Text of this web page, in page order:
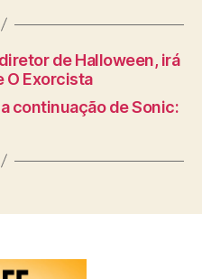
de Halloween, irá
O Exorcista
continuação de Sonic: